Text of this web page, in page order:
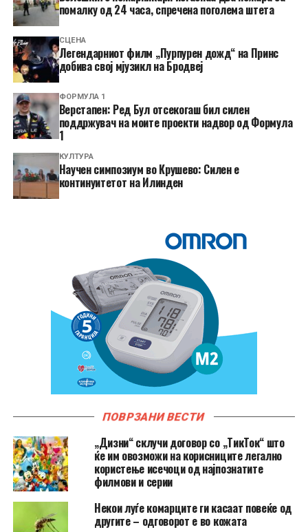
помалку од 24 часа, спречена поголема штета
СЦЕНА
Легендарниот филм „Пурпурен дожд“ на Принс
добива свој мјузикл на Бродвеј
ФОРМУЛА 1
Верстапен: Ред Бул отсекогаш бил силен
поддржувач на моите проекти надвор од Формула
1
КУЛТУРА
Научен симпозиум во Крушево: Силен е
континуитетот на Илинден
ПОВРЗАНИ ВЕСТИ
„Дизни“ склучи договор со „ТикТок“ што
ќе им овозможи на корисниците легално
користење исечоци од најпознатите
филмови и серии
Hекои луѓе комарците ги касаат повеќе од
другите – одговорот е во кожата